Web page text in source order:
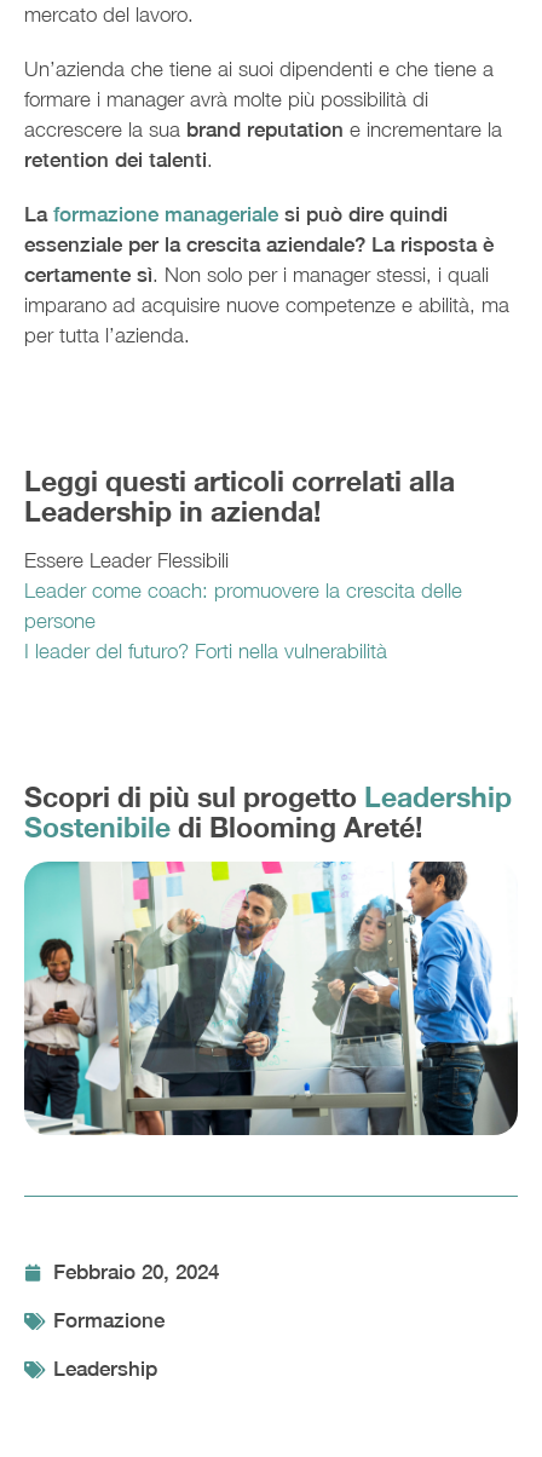
mercato del lavoro.
Un’azienda che tiene ai suoi dipendenti e che tiene a
formare i manager avrà molte più possibilità di
accrescere la sua brand reputation e incrementare la
retention dei talenti.
La formazione manageriale si può dire quindi
essenziale per la crescita aziendale? La risposta è
certamente sì. Non solo per i manager stessi, i quali
imparano ad acquisire nuove competenze e abilità, ma
per tutta l’azienda.
Leggi questi articoli correlati alla
Leadership in azienda!
Essere Leader Flessibili
Leader come coach: promuovere la crescita delle
persone
I leader del futuro? Forti nella vulnerabilità
Scopri di più sul progetto Leadership
Sostenibile di Blooming Areté!
Febbraio 20, 2024
Formazione
Leadership